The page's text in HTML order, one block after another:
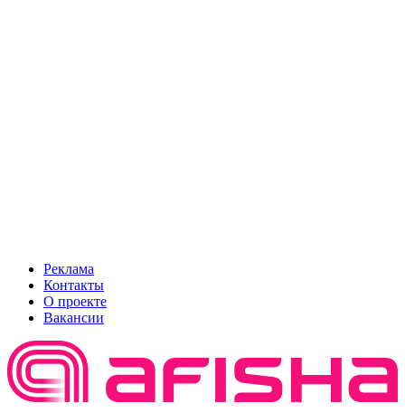
Реклама
Контакты
О проекте
Вакансии